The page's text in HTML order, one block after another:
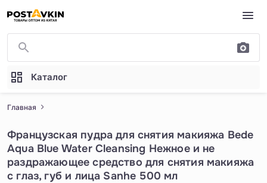
Перейти к основному содержимому
Каталог
Главная
Французская пудра для снятия макияжа Bede
Aqua Blue Water Cleansing Нежное и не
раздражающее средство для снятия макияжа
с глаз, губ и лица Sanhe 500 мл